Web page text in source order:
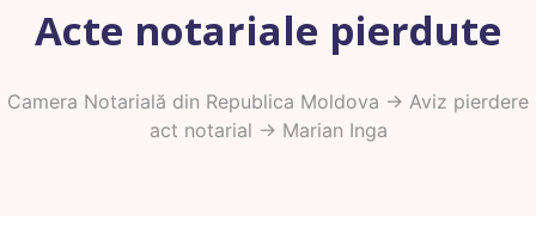
Acte notariale pierdute
Camera Notarială din Republica Moldova -> Aviz pierdere
act notarial -> Marian Inga